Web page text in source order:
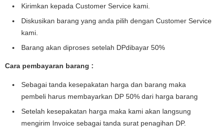
Kirimkan kepada Customer Service kami.
Diskusikan barang yang anda pilih dengan Customer Service
kami.
Barang akan diproses setelah DPdibayar 50%
Cara pembayaran barang :
Sebagai tanda kesepakatan harga dan barang maka
pembeli harus membayarkan DP 50% dari harga barang
Setelah kesepakatan harga maka kami akan langsung
mengirim Invoice sebagai tanda surat penagihan DP.